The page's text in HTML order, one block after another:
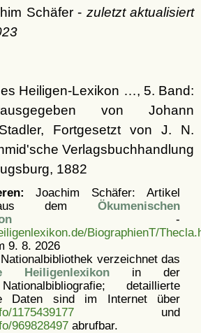
Schäfer - zuletzt aktualisiert
Heiligen-Lexikon …, 5. Band:
von Johann
Fortgesetzt von J. N.
Verlagsbuchhandlung
1882
Joachim Schäfer: Artikel
aus dem Ökumenischen
-
BiographienT/
9. 8. 2026
verzeichnet das
Heiligenlexikonin der
detaillierte
Daten sind im Internet über
1175439177und
969828497abrufbar.